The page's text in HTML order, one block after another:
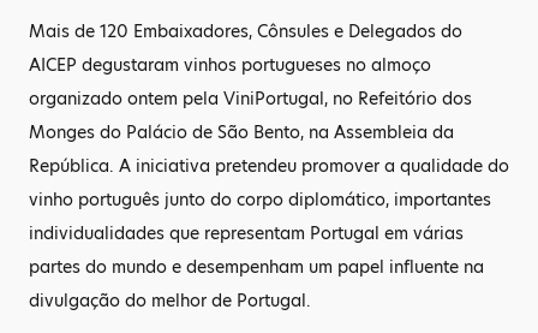
Mais de 120 Embaixadores, Cônsules e Delegados do
AICEP degustaram vinhos portugueses no almoço
organizado ontem pela ViniPortugal, no Refeitório dos
Monges do Palácio de São Bento, na Assembleia da
República. A iniciativa pretendeu promover a qualidade do
vinho português junto do corpo diplomático, importantes
individualidades que representam Portugal em várias
partes do mundo e desempenham um papel influente na
divulgação do melhor de Portugal.